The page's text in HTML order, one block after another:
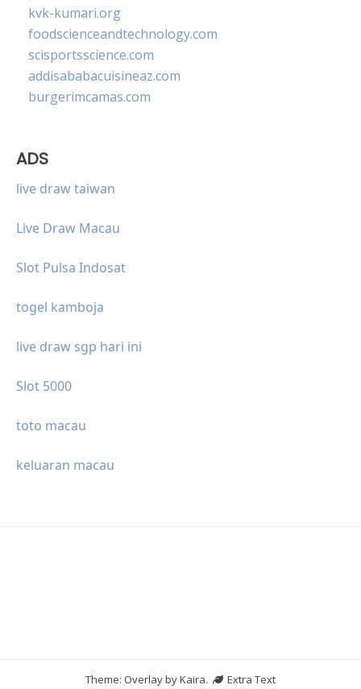
kvk-kumari.org
foodscienceandtechnology.com
scisportsscience.com
addisababacuisineaz.com
burgerimcamas.com
ADS
live draw taiwan
Live Draw Macau
Slot Pulsa Indosat
togel kamboja
live draw sgp hari ini
Slot 5000
toto macau
keluaran macau
Theme: Overlay byKaira. Extra Text